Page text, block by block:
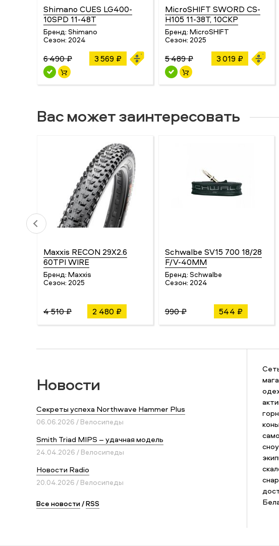
Shimano CUES LG400-
10SPD 11-48T
Бренд: Shimano
Сезон: 2024
6 490 ₽ 3 569 ₽
MicroSHIFT SWORD CS-
H105 11-38T, 10СКР
Бренд: MicroSHIFT
Сезон: 2025
5 489 ₽ 3 019 ₽
Вас может заинтересовать
Maxxis RECON 29X2.6
60TPI WIRE
Бренд: Maxxis
Сезон: 2025
4 510 ₽ 2 480 ₽
Schwalbe SV15 700 18/28
F/V-40MM
Бренд: Schwalbe
Сезон: 2024
990 ₽ 544 ₽
Новости
Секреты успеха Northwave Hammer Plus
06.06.2026 / Велосипеды
Smith Triad MIPS – удачная модель
24.04.2026 / Велосипеды
Новости Radio
20.04.2026 / Велосипеды
Все новости/RSS